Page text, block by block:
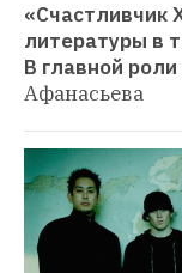
«Счастливчик
литературы в
В главной
Афанасьева